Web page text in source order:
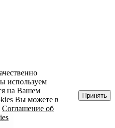
используем
на Вашем
Вы можете в
Соглашение об
Принять